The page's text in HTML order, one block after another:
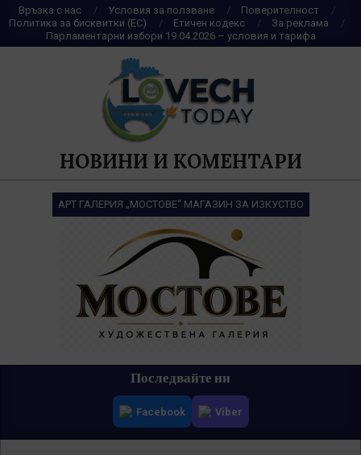
Skip
to
content
Връзка с нас Условия за ползване
Поверителност
Политика за бисквитки (ЕС)
Етичен кодекс
За реклама
Парламентарни избори 19.04.2026 – условия и тарифа
НОВИНИ И КОМЕНТАРИ
АРТ ГАЛЕРИЯ „МОСТОВЕ“ МАГАЗИН ЗА ИЗКУСТВО
Последвайте ни
Facebook Viber